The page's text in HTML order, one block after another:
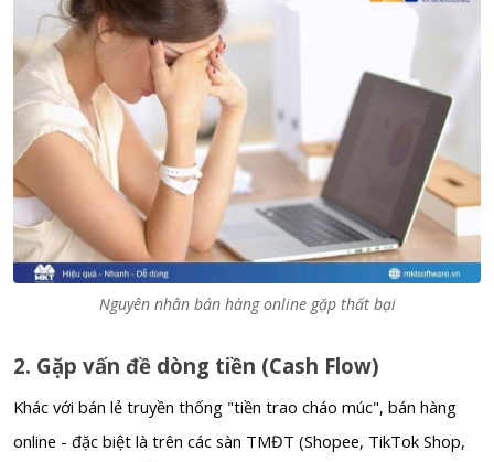
Nguyên nhân bán hàng online gặp thất bại
2. Gặp vấn đề dòng tiền (Cash Flow)
Khác với bán lẻ truyền thống "tiền trao cháo múc", bán hàng
online - đặc biệt là trên các sàn TMĐT (Shopee, TikTok Shop,